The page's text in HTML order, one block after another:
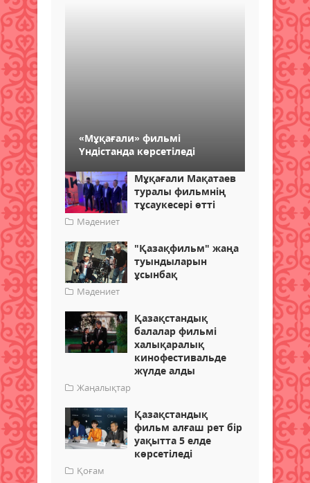
«Мұқағали» фильмі
Үндістанда көрсетіледі
Мұқағали Мақатаев
туралы фильмнің
тұсаукесері өтті
Мәдениет
"Қазақфильм" жаңа
туындыларын
ұсынбақ
Мәдениет
Қазақстандық
балалар фильмі
халықаралық
кинофестивальде
жүлде алды
Жаңалықтар
Қазақстандық
фильм алғаш рет бір
уақытта 5 елде
көрсетіледі
Қоғам